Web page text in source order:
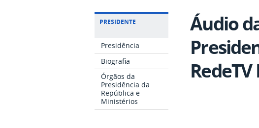
PRESIDENTE
Presidência
Biografia
Órgãos da
Presidência da
República e
Ministérios
Áudio